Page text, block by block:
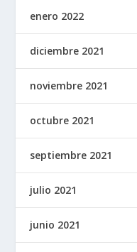
enero 2022
diciembre 2021
noviembre 2021
octubre 2021
septiembre 2021
julio 2021
junio 2021